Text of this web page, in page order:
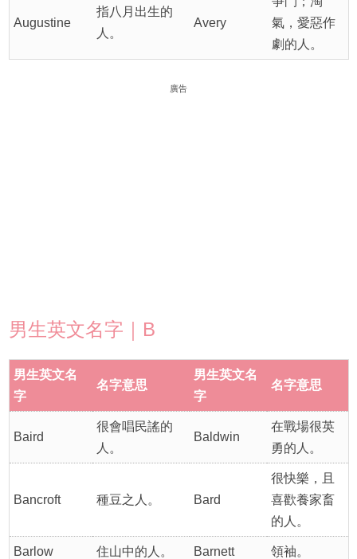
Augustine
指八月出生的
人。
Avery
氣，愛惡作
劇的人。
廣告
男生英文名字｜B
男生英文名
字
名字意思
男生英文名
字
名字意思
Baird
很會唱民謠的
人。
Baldwin
在戰場很英
勇的人。
Bancroft 種豆之人。 Bard
很快樂，且
喜歡養家畜
的人。
Barlow 住山中的人。 Barnett 領袖。